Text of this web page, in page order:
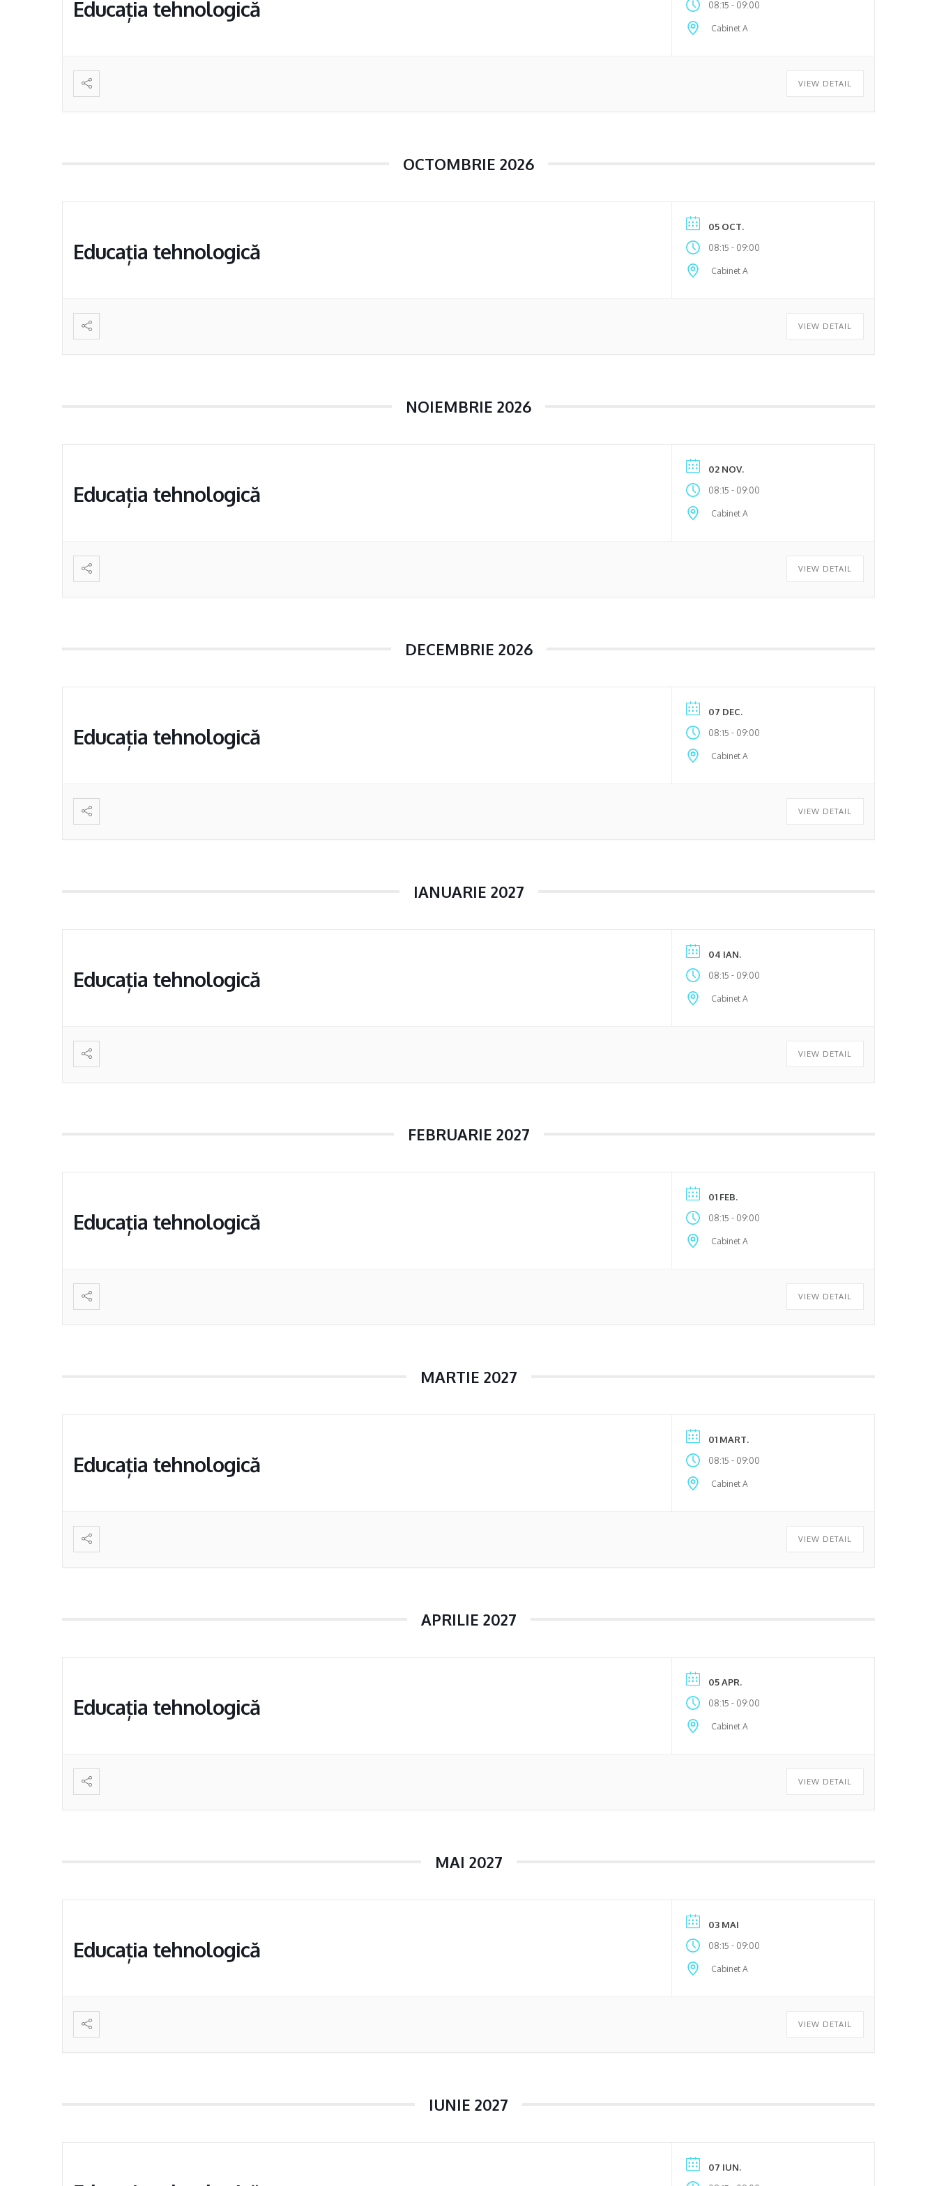
Educația tehnologică 08:15 - 09:00
Cabinet A
VIEW DETAIL
OCTOMBRIE 2026
Educația tehnologică
05 OCT.
08:15 - 09:00
Cabinet A
VIEW DETAIL
NOIEMBRIE 2026
Educația tehnologică
02 NOV.
08:15 - 09:00
Cabinet A
VIEW DETAIL
DECEMBRIE 2026
Educația tehnologică
07 DEC.
08:15 - 09:00
Cabinet A
VIEW DETAIL
IANUARIE 2027
Educația tehnologică
04 IAN.
08:15 - 09:00
Cabinet A
VIEW DETAIL
FEBRUARIE 2027
Educația tehnologică
01 FEB.
08:15 - 09:00
Cabinet A
VIEW DETAIL
MARTIE 2027
Educația tehnologică
01 MART.
08:15 - 09:00
Cabinet A
VIEW DETAIL
APRILIE 2027
Educația tehnologică
05 APR.
08:15 - 09:00
Cabinet A
VIEW DETAIL
MAI 2027
Educația tehnologică
03 MAI
08:15 - 09:00
Cabinet A
VIEW DETAIL
IUNIE 2027
07 IUN.